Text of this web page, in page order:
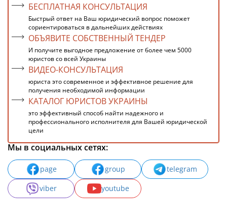
БЕСПЛАТНАЯ КОНСУЛЬТАЦИЯ
Быстрый ответ на Ваш юридический вопрос поможет
сориентироваться в дальнейших действиях
ОБЪЯВИТЕ СОБСТВЕННЫЙ ТЕНДЕР
И получите выгодное предложение от более чем 5000
юристов со всей Украины
ВИДЕО-КОНСУЛЬТАЦИЯ
юриста это современное и эффективное решение для
получения необходимой информации
КАТАЛОГ ЮРИСТОВ УКРАИНЫ
это эффективный способ найти надежного и
профессионального исполнителя для Вашей юридической
цели
Мы в социальных сетях:
page group
telegram
viber
youtube